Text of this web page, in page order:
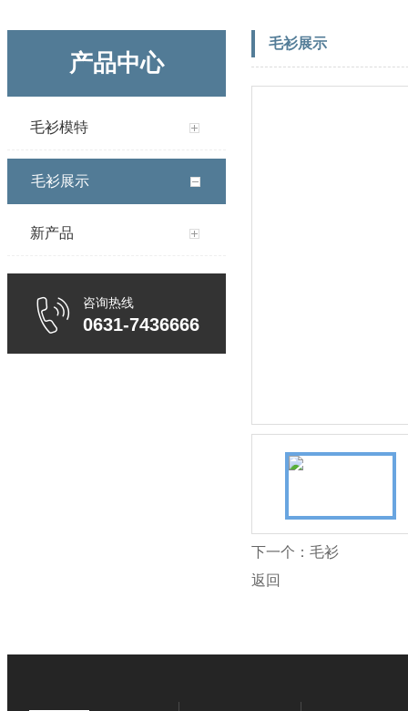
产品中心
毛衫模特
毛衫展示
新产品
咨询热线
0631-7436666
毛衫展示
下一个： 毛衫
返回